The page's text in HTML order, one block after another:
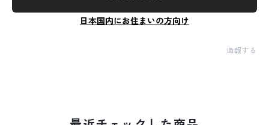
日本国内にお住まいの方向け
通報する